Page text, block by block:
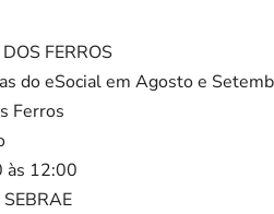
FERROS
do eSocial em Agosto e
Ferros
às 12:00